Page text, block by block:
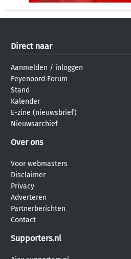
Direct naar
Aanmelden / inloggen
Feyenoord Forum
Stand
Kalender
E-zine (nieuwsbrief)
Nieuwsarchief
Over ons
Voor webmasters
Disclaimer
Privacy
Adverteren
Partnerberichten
Contact
Supporters.nl